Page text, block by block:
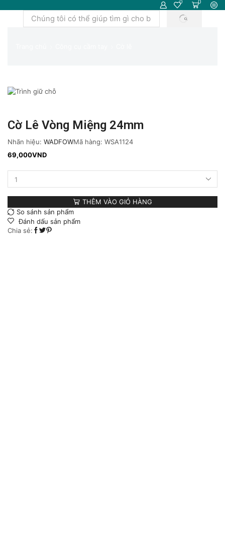
0 0
Trường
TÌM
Cờ Lê Vòng Miệng 24mm
Nhãn hiệu: WADFOWMã hàng: WSA1124
69,000VND
vòng
miệng
THÊM VÀO GIỎ HÀNG
So sánh sản phẩm
Đánh dấu sản phẩm
Chia sẻ: